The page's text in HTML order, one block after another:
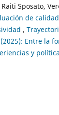
Sposato,
de
,
Entre la
y